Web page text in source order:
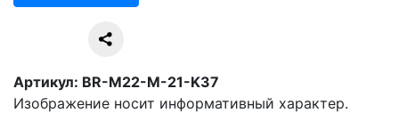
Артикул: BR-M22-M-21-K37
Изображение носит информативный характер.